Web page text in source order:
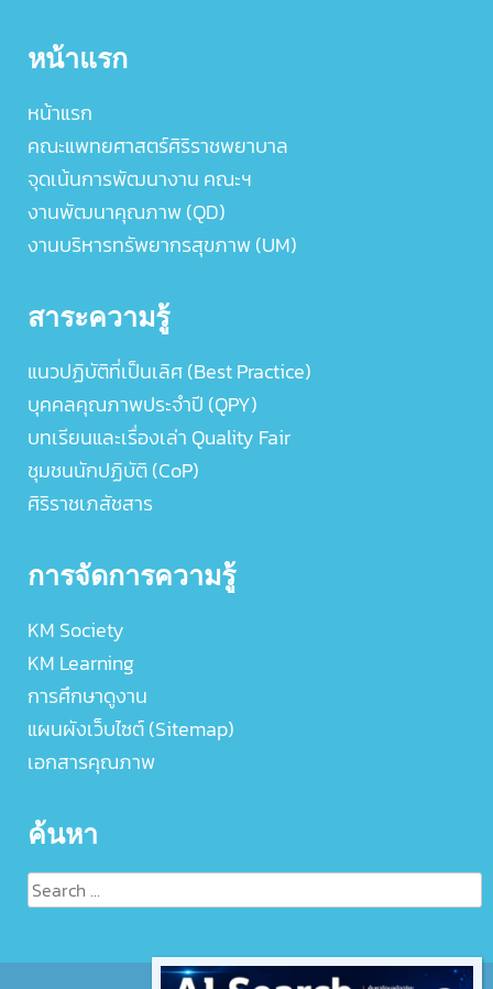
หน้าแรก
หน้าแรก
คณะแพทยศาสตร์ศิริราชพยาบาล
จุดเน้นการพัฒนางาน คณะฯ
งานพัฒนาคุณภาพ (QD)
งานบริหารทรัพยากรสุขภาพ (UM)
สาระความรู้
แนวปฏิบัติที่เป็นเลิศ (Best Practice)
บุคคลคุณภาพประจำปี (QPY)
บทเรียนและเรื่องเล่า Quality Fair
ชุมชนนักปฏิบัติ (CoP)
ศิริราชเภสัชสาร
การจัดการความรู้
KM Society
KM Learning
การศึกษาดูงาน
แผนผังเว็บไซต์ (Sitemap)
เอกสารคุณภาพ
ค้นหา
Search
for: